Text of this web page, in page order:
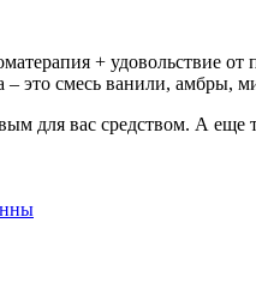
+ удовольствие
смесь ванили, амбры,
для вас средством. А еще